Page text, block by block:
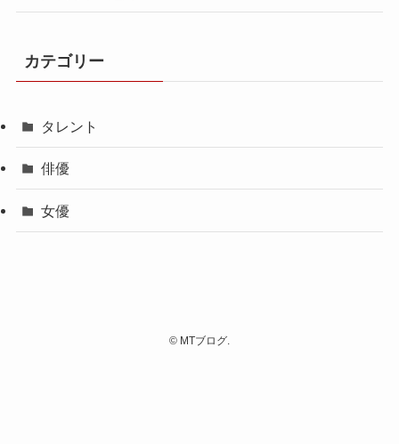
カテゴリー
タレント
俳優
女優
© MTブログ.